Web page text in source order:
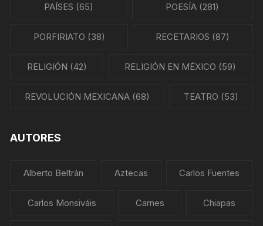
PAÍSES (65) POESÍA (281)
PORFIRIATO (38) RECETARIOS (87)
RELIGIÓN (42) RELIGIÓN EN MÉXICO (59)
REVOLUCIÓN MEXICANA (68) TEATRO (53)
AUTORES
Alberto Beltrán Aztecas Carlos Fuentes
Carlos Monsiváis Carnes Chiapas